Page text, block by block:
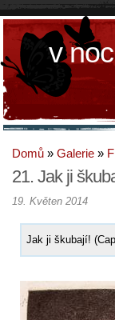
v
Domů » Galerie »
21. Jak ji
19. Květen 2014
Jak ji škubají!